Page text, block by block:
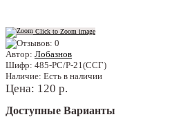
Click to Zoom image
Автор: Лобазнов
Шифр: 485-РС/Р-21(ССГ)
Наличие: Есть в наличии
Цена: 120 р.
Доступные Варианты